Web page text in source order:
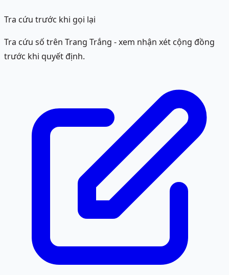
Tra cứu trước khi gọi lại
Tra cứu số trên Trang Trắng - xem nhận xét cộng đồng
trước khi quyết định.